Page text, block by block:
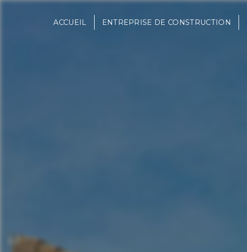
ACCUEIL ENTREPRISE DE CONSTRUCTION